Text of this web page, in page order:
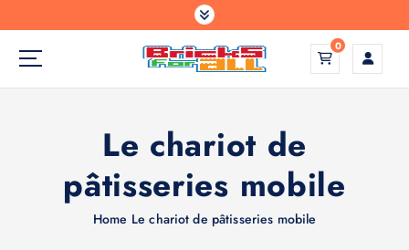
k
t
Construisez votre monde comme vous l'avez imaginé
0
Le chariot de
pâtisseries mobile
Home Le chariot de pâtisseries mobile